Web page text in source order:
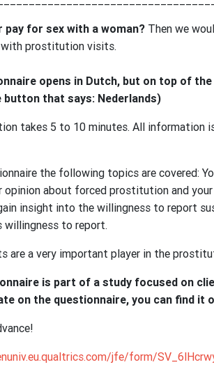
pay for sex with a woman? Then we
with prostitution visits.
opens in Dutch, but on top of
button that says: Nederlands)
takes 5 to 10 minutes. All information
the following topics are covered:
opinion about forced prostitution and
insight into the willingness to report
willingness to report.
are a very important player in the
is part of a study focused on
on the questionnaire, you can find it
jfe/form/